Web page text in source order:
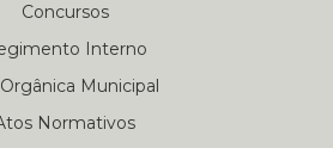
Concursos
Interno
Municipal
Normativos